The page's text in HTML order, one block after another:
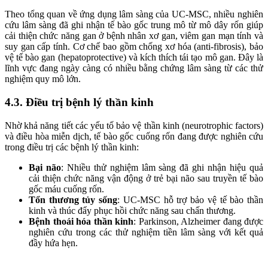
Theo tổng quan về ứng dụng lâm sàng của UC-MSC, nhiều nghiên
cứu lâm sàng đã ghi nhận tế bào gốc trung mô từ mô dây rốn giúp
cải thiện chức năng gan ở bệnh nhân xơ gan, viêm gan mạn tính và
suy gan cấp tính. Cơ chế bao gồm chống xơ hóa (anti-fibrosis), bảo
vệ tế bào gan (hepatoprotective) và kích thích tái tạo mô gan. Đây là
lĩnh vực đang ngày càng có nhiều bằng chứng lâm sàng từ các thử
nghiệm quy mô lớn.
4.3. Điều trị bệnh lý thần kinh
Nhờ khả năng tiết các yếu tố bảo vệ thần kinh (neurotrophic factors)
và điều hòa miễn dịch, tế bào gốc cuống rốn đang được nghiên cứu
trong điều trị các bệnh lý thần kinh:
Bại não: Nhiều thử nghiệm lâm sàng đã ghi nhận hiệu quả
cải thiện chức năng vận động ở trẻ bại não sau truyền tế bào
gốc máu cuống rốn.
Tổn thương tủy sống: UC-MSC hỗ trợ bảo vệ tế bào thần
kinh và thúc đẩy phục hồi chức năng sau chấn thương.
Bệnh thoái hóa thần kinh: Parkinson, Alzheimer đang được
nghiên cứu trong các thử nghiệm tiền lâm sàng với kết quả
đầy hứa hẹn.